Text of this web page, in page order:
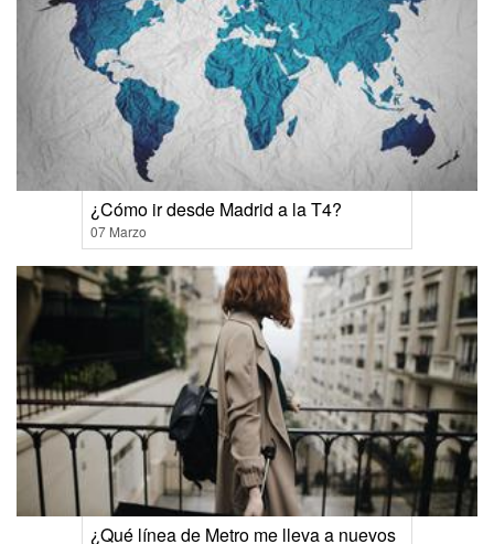
¿Cómo ir desde Madrid a la T4?
07 Marzo
¿Qué línea de Metro me lleva a nuevos